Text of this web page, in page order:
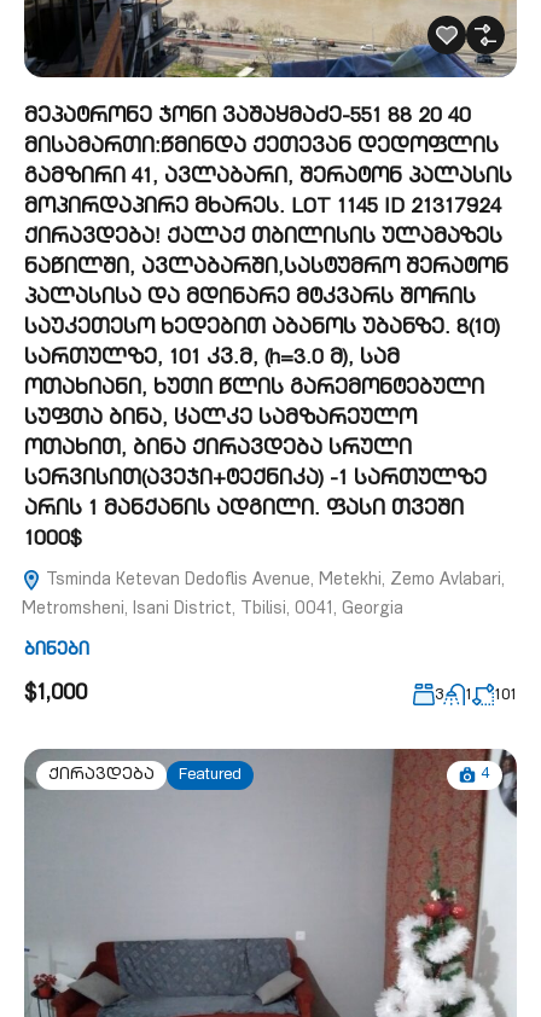
მეპატრონე ჯონი ვაშაყმაძე-551 88 20 40
მისამართი:წმინდა ქეთევან დედოფლის
გამზირი 41, ავლაბარი, შერატონ პალასის
მოპირდაპირე მხარეს. LOT 1145 ID 21317924
ქირავდება! ქალაქ თბილისის ულამაზეს
ნაწილში, ავლაბარში,სასტუმრო შერატონ
პალასისა და მდინარე მტკვარს შორის
საუკეთესო ხედებით აბანოს უბანზე. 8(10)
სართულზე, 101 კვ.მ, (h=3.0 მ), სამ
ოთახიანი, ხუთი წლის გარემონტებული
სუფთა ბინა, ცალკე სამზარეულო
ოთახით, ბინა ქირავდება სრული
სერვისით(ავეჯი+ტექნიკა) -1 სართულზე
არის 1 მანქანის ადგილი. ფასი თვეში
1000$
Tsminda Ketevan Dedoflis Avenue, Metekhi, Zemo Avlabari,
Metromsheni, Isani District, Tbilisi, 0041, Georgia
ბინები
$1,000 3 1 101
ქირავდება Featured 4